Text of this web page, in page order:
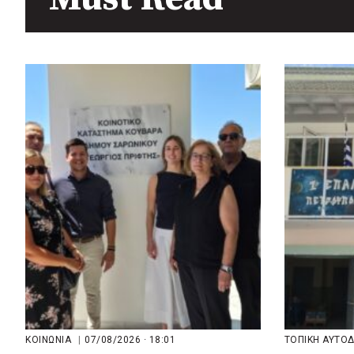
πριν από 3 μέρες
και αναβάθμιση του ΚΕΦΙΑΠ
Δήμος Αθηναίων: 651 δημότες
συμμετείχαν στις δράσεις
διατροφικής υποστήριξης
ΚΟΙΝΩΝΙΑ 07/08/2026 · 18:01 ΤΟΠΙΚΗ